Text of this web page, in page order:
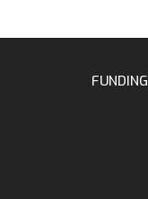
FUNDING